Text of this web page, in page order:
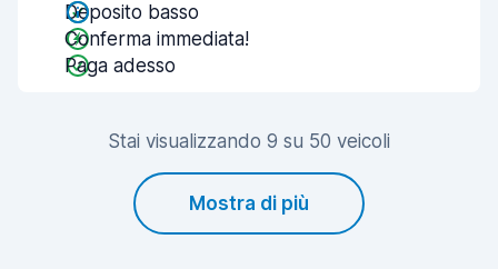
Deposito basso
Conferma immediata!
Paga adesso
Stai visualizzando 9 su 50 veicoli
Mostra di più